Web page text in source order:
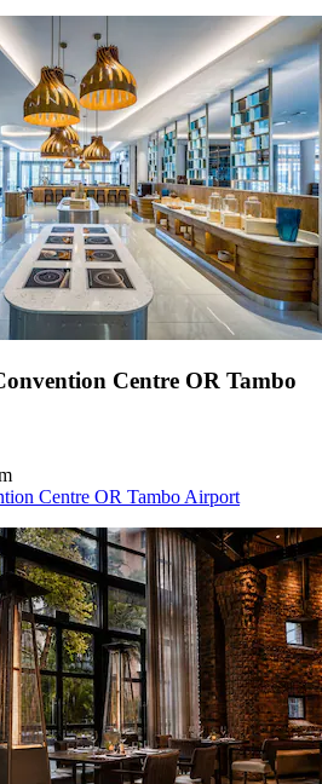
Centre OR Tambo
Centre OR Tambo Airport